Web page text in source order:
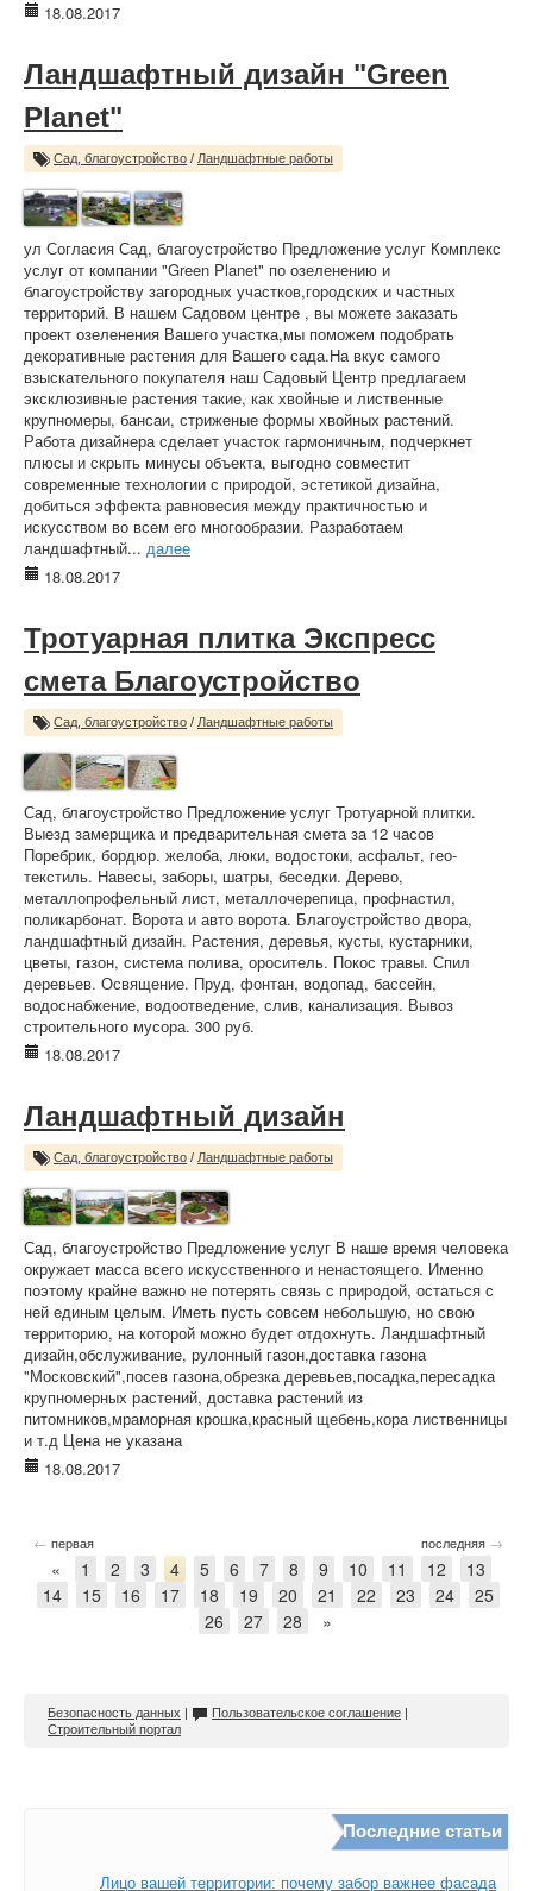
18.08.2017
Ландшафтный дизайн "Green
Planet"
Сад, благоустройство / Ландшафтные работы
ул Согласия Сад, благоустройство Предложение услуг Комплекс
услуг от компании "Green Planet" по озеленению и
благоустройству загородных участков,городских и частных
территорий. В нашем Садовом центре , вы можете заказать
проект озеленения Вашего участка,мы поможем подобрать
декоративные растения для Вашего сада.На вкус самого
взыскательного покупателя наш Садовый Центр предлагаем
эксклюзивные растения такие, как хвойные и лиственные
крупномеры, бансаи, стриженые формы хвойных растений.
Работа дизайнера сделает участок гармоничным, подчеркнет
плюсы и скрыть минусы объекта, выгодно совместит
современные технологии с природой, эстетикой дизайна,
добиться эффекта равновесия между практичностью и
искусством во всем его многообразии. Разработаем
ландшафтный... далее
18.08.2017
Тротуарная плитка Экспресс
смета Благоустройство
Сад, благоустройство / Ландшафтные работы
Сад, благоустройство Предложение услуг Тротуарной плитки.
Выезд замерщика и предварительная смета за 12 часов
Поребрик, бордюр. желоба, люки, водостоки, асфальт, гео-
текстиль. Навесы, заборы, шатры, беседки. Дерево,
металлопрофельный лист, металлочерепица, профнастил,
поликарбонат. Ворота и авто ворота. Благоустройство двора,
ландшафтный дизайн. Растения, деревья, кусты, кустарники,
цветы, газон, система полива, ороситель. Покос травы. Спил
деревьев. Освящение. Пруд, фонтан, водопад, бассейн,
водоснабжение, водоотведение, слив, канализация. Вывоз
строительного мусора. 300 руб.
18.08.2017
Ландшафтный дизайн
Сад, благоустройство / Ландшафтные работы
Сад, благоустройство Предложение услуг В наше время человека
окружает масса всего искусственного и ненастоящего. Именно
поэтому крайне важно не потерять связь с природой, остаться с
ней единым целым. Иметь пусть совсем небольшую, но свою
территорию, на которой можно будет отдохнуть. Ландшафтный
дизайн,обслуживание, рулонный газон,доставка газона
"Московский",посев газона,обрезка деревьев,посадка,пересадка
крупномерных растений, доставка растений из
питомников,мраморная крошка,красный щебень,кора лиственницы
и т.д Цена не указана
18.08.2017
← первая последняя →
« 1 2 3 4 5 6 7 8 9 10 11 12
13
14
15 16 17 18 19 20 21 22 23 24
25
26
27 28 »
Безопасность данных | Пользовательское соглашение |
Строительный портал
Последние статьи
Лицо вашей территории: почему забор важнее фасада